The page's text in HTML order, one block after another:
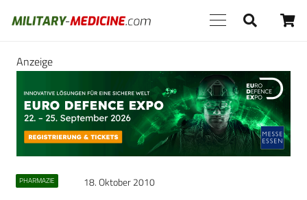
Anzeige
PHARMAZIE 18. Oktober 2010